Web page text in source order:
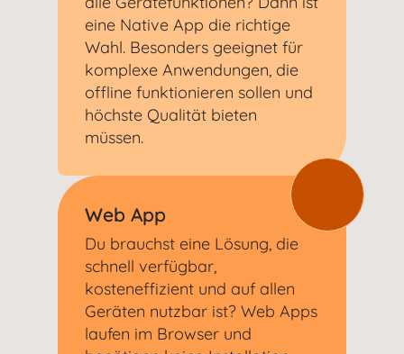
eine Native App die richtige
Wahl. Besonders geeignet für
komplexe Anwendungen, die
offline funktionieren sollen und
höchste Qualität bieten
müssen.
Web App
Du brauchst eine Lösung, die
schnell verfügbar,
kosteneffizient und auf allen
Geräten nutzbar ist? Web Apps
laufen im Browser und